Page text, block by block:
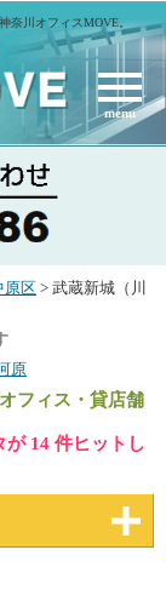
奈川オフィスMOVE。
menu
原区 > 武蔵新城（川
原
フィス・貸店舗
14 件ヒットし